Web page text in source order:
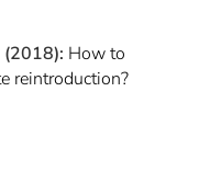
(2018): How to
reintroduction?